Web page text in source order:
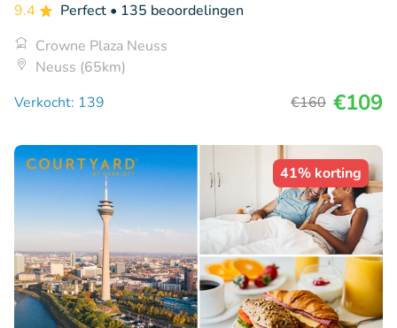
9.4 Perfect • 135 beoordelingen
Crowne Plaza Neuss
Neuss (65km)
Verkocht: 139
€160 €109
41% korting